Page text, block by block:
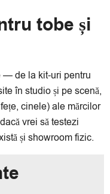
tobe și
— de la kit-uri pentru
în studio și pe scenă,
cinele) ale mărcilor
vrei să testezi
și showroom fizic.